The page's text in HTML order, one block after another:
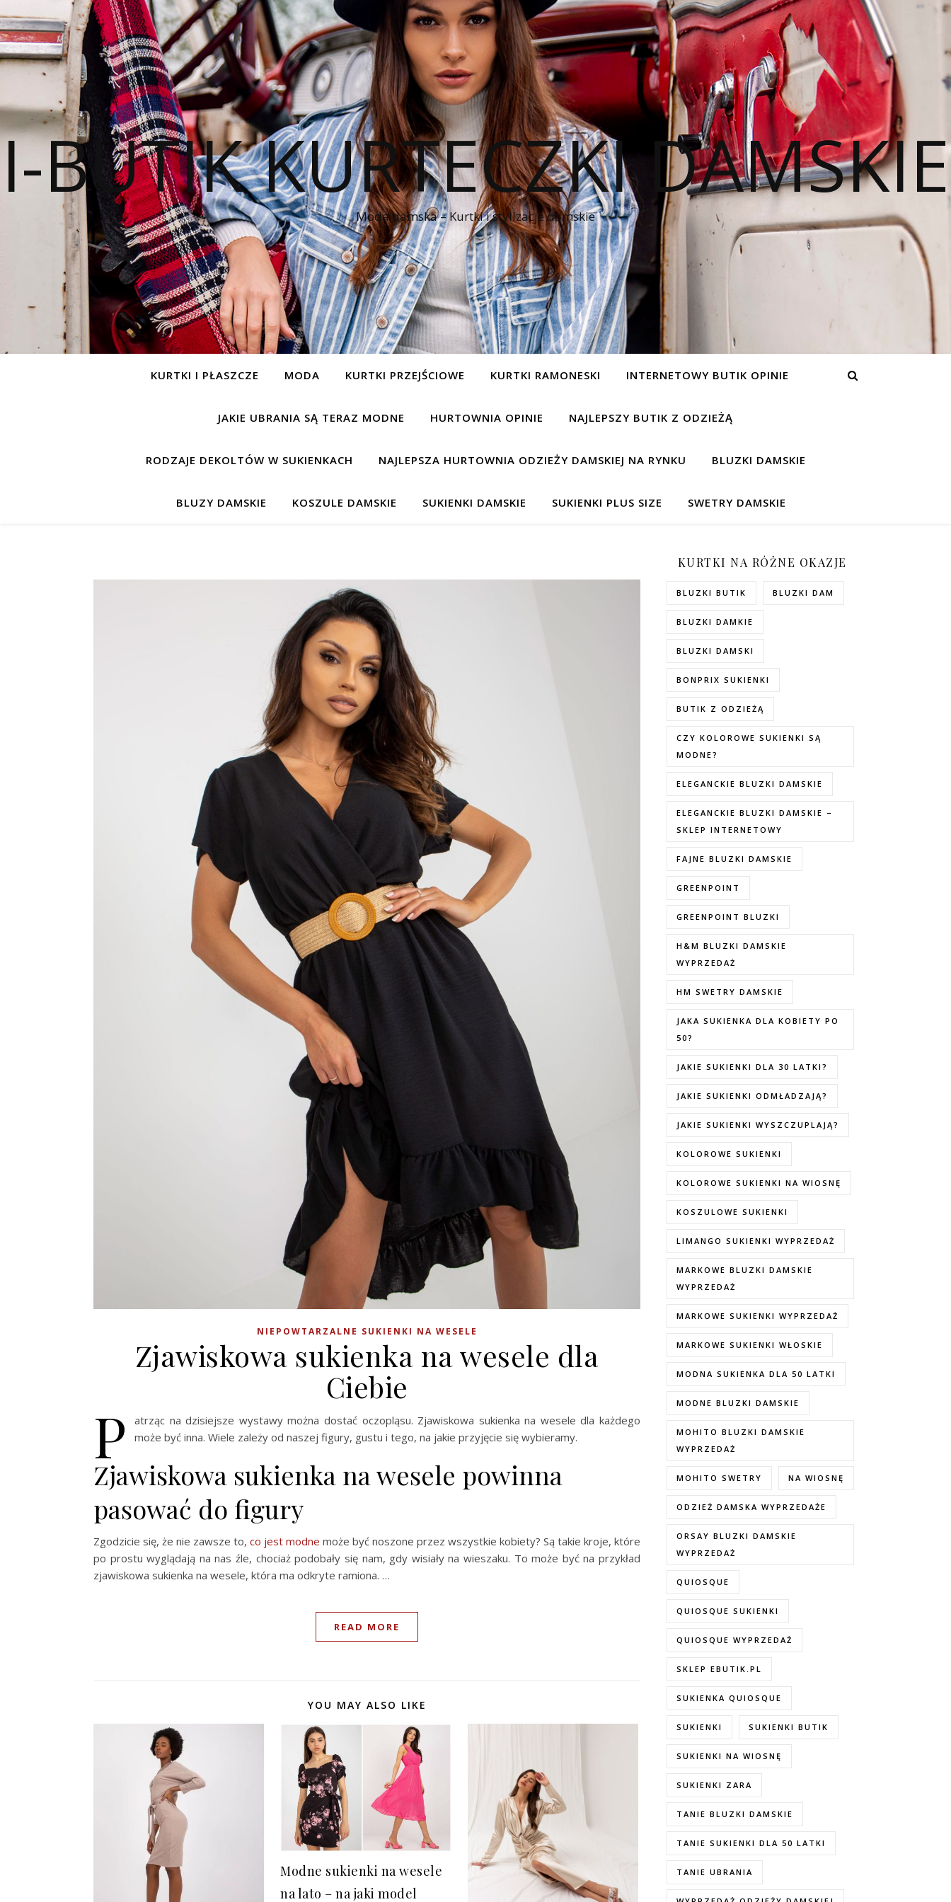
I-BUTIK KURTECZKI DAMSKIE
Moda damska – Kurtki i stylizacje damskie
KURTKI I PŁASZCZE MODA KURTKI PRZEJŚCIOWE KURTKI RAMONESKI INTERNETOWY BUTIK OPINIE
JAKIE UBRANIA SĄ TERAZ MODNE HURTOWNIA OPINIE NAJLEPSZY BUTIK Z ODZIEŻĄ
RODZAJE DEKOLTÓW W SUKIENKACH NAJLEPSZA HURTOWNIA ODZIEŻY DAMSKIEJ NA RYNKU BLUZKI DAMSKIE
BLUZY DAMSKIE KOSZULE DAMSKIE SUKIENKI DAMSKIE SUKIENKI PLUS SIZE SWETRY DAMSKIE
NIEPOWTARZALNE SUKIENKI NA WESELE
Zjawiskowa sukienka na wesele dla
Ciebie
P
atrząc na dzisiejsze wystawy można dostać oczopląsu. Zjawiskowa sukienka na wesele dla każdego
może być inna. Wiele zależy od naszej figury, gustu i tego, na jakie przyjęcie się wybieramy.
Zjawiskowa sukienka na wesele powinna
pasować do figury
Zgodzicie się, że nie zawsze to, co jest modne może być noszone przez wszystkie kobiety? Są takie kroje, które
po prostu wyglądają na nas źle, chociaż podobały się nam, gdy wisiały na wieszaku. To może być na przykład
zjawiskowa sukienka na wesele, która ma odkryte ramiona. …
READ MORE
YOU MAY ALSO LIKE
Modne sukienki na wesele
na lato – na jaki model
KURTKI NA RÓŻNE OKAZJE
BLUZKI BUTIK BLUZKI DAM
BLUZKI DAMKIE
BLUZKI DAMSKI
BONPRIX SUKIENKI
BUTIK Z ODZIEŻĄ
CZY KOLOROWE SUKIENKI SĄ
MODNE?
ELEGANCKIE BLUZKI DAMSKIE
ELEGANCKIE BLUZKI DAMSKIE –
SKLEP INTERNETOWY
FAJNE BLUZKI DAMSKIE
GREENPOINT
GREENPOINT BLUZKI
H&M BLUZKI DAMSKIE
WYPRZEDAŻ
HM SWETRY DAMSKIE
JAKA SUKIENKA DLA KOBIETY PO
50?
JAKIE SUKIENKI DLA 30 LATKI?
JAKIE SUKIENKI ODMŁADZAJĄ?
JAKIE SUKIENKI WYSZCZUPLAJĄ?
KOLOROWE SUKIENKI
KOLOROWE SUKIENKI NA WIOSNĘ
KOSZULOWE SUKIENKI
LIMANGO SUKIENKI WYPRZEDAŻ
MARKOWE BLUZKI DAMSKIE
WYPRZEDAŻ
MARKOWE SUKIENKI WYPRZEDAŻ
MARKOWE SUKIENKI WŁOSKIE
MODNA SUKIENKA DLA 50 LATKI
MODNE BLUZKI DAMSKIE
MOHITO BLUZKI DAMSKIE
WYPRZEDAŻ
MOHITO SWETRY NA WIOSNĘ
ODZIEŻ DAMSKA WYPRZEDAŻE
ORSAY BLUZKI DAMSKIE
WYPRZEDAŻ
QUIOSQUE
QUIOSQUE SUKIENKI
QUIOSQUE WYPRZEDAŻ
SKLEP EBUTIK.PL
SUKIENKA QUIOSQUE
SUKIENKI SUKIENKI BUTIK
SUKIENKI NA WIOSNĘ
SUKIENKI ZARA
TANIE BLUZKI DAMSKIE
TANIE SUKIENKI DLA 50 LATKI
TANIE UBRANIA